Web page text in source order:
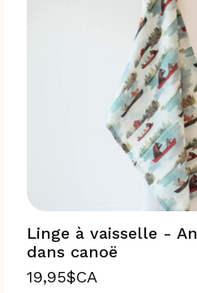
Linge à vaisselle -
dans canoë
19,95$CA